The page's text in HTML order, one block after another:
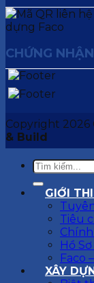
CHỨNG NHẬN
Copyright 2026
& Build
GIỚI
Tiêu
Hồ
Faco
XÂY